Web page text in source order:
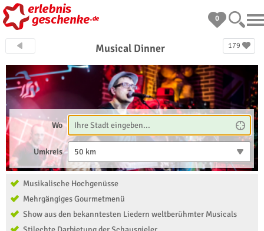
0
179
Musical Dinner
Wo
Umkreis 50 km
Musikalische Hochgenüsse
Mehrgängiges Gourmetmenü
Show aus den bekanntesten Liedern weltberühmter Musicals